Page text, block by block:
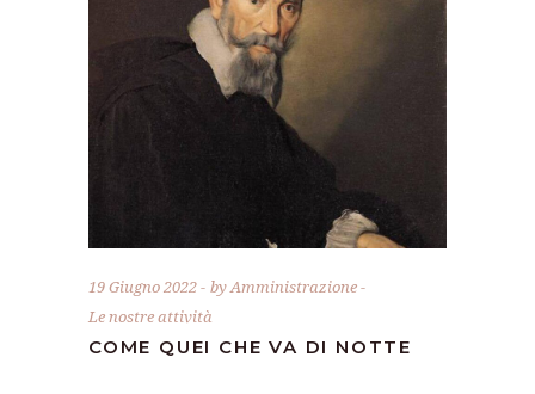
19 Giugno 2022 byAmministrazione
Le nostre attività
COME QUEI CHE VA DI NOTTE